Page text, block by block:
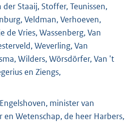
der Staaij, Stoffer, Teunissen,
Veldman, Verhoeven,
de Vries, Wassenberg, Van
Weverling, Van
Wilders, Wörsdörfer, Van 't
en Ziengs,
minister van
en Wetenschap, de heer Harbers,